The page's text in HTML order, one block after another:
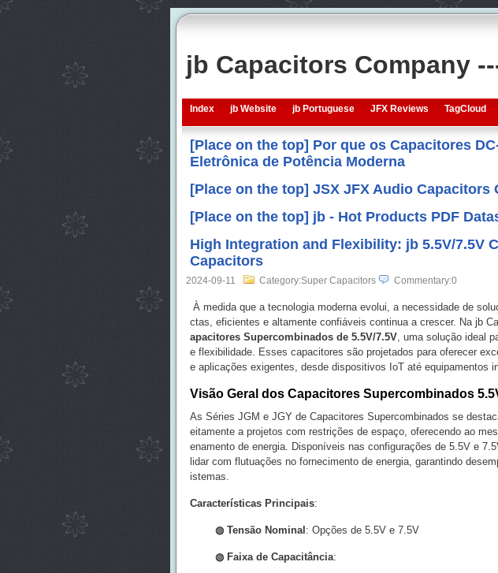
jb Capacitors Company
Index jb Website jb Portuguese JFX Reviews TagCloud
[Place on the top] Por que os Capacitores
Eletrônica de Potência Moderna
[Place on the top] JSX JFX Audio Capacitors
[Place on the top] jb - Hot Products PDF
High Integration and Flexibility: jb 5.5V/7.5V
Capacitors
2024-09-11 Category:Super Capacitors Commentary:0
À medida que a tecnologia moderna evolui, a necessidade de
ctas, eficientes e altamente confiáveis continua a crescer. Na jb
apacitores Supercombinados de 5.5V/7.5V, uma solução ideal
e flexibilidade. Esses capacitores são projetados para oferecer
e aplicações exigentes, desde dispositivos IoT até equipamentos
Visão Geral dos Capacitores Supercombinados
As Séries JGM e JGY de Capacitores Supercombinados se
eitamente a projetos com restrições de espaço, oferecendo ao
enamento de energia. Disponíveis nas configurações de 5.5V e
lidar com flutuações no fornecimento de energia, garantindo
istemas.
Características Principais:
◍ Tensão Nominal : Opções de 5.5V e 7.5V
◍ Faixa de Capacitância: